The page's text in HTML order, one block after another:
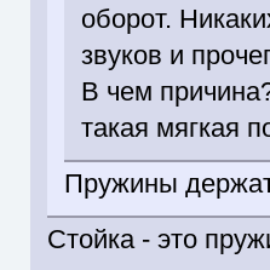
оборот.
звуков и
В чем
такая мягкая
Пружины
Стойка - это